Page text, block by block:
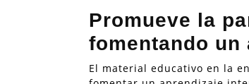
Promueve la
fomentando
El material educativo en la